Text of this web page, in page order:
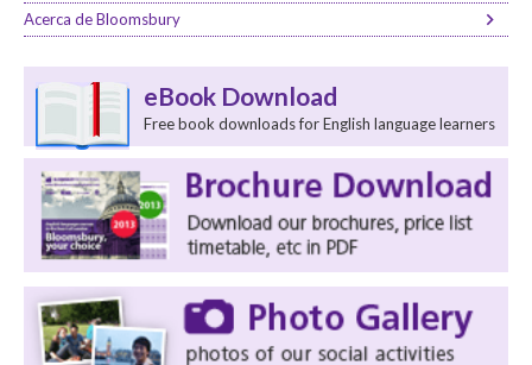
Acerca de Bloomsbury
eBook Download
Free book downloads for English language learners